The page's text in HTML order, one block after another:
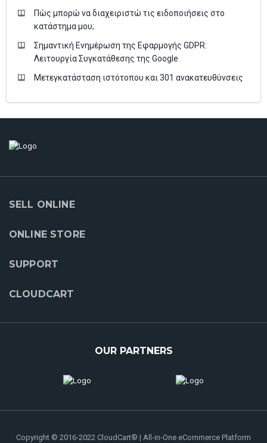
Πώς μπορώ να διαχειριστώ τις ειδοποιήσεις στο
κατάστημα μου;
Σημαντική Ενημέρωση της Εφαρμογής GDPR:
Λειτουργία Συγκατάθεσης της Google
Μετεγκατάσταση ιστότοπου και 301 ανακατευθύνσεις
SELL ONLINE
ONLINE STORE
SUPPORT
CLOUDCART
OUR PARTNERS
Copyright © 2016-2022 CloudCart® | All-in-One eCommerce Platform